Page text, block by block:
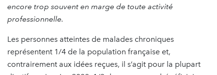
encore trop souvent en marge de toute activité
professionnelle.
Les personnes atteintes de malades chroniques
représentent 1/4 de la population française et,
contrairement aux idées reçues, il s’agit pour la plupart